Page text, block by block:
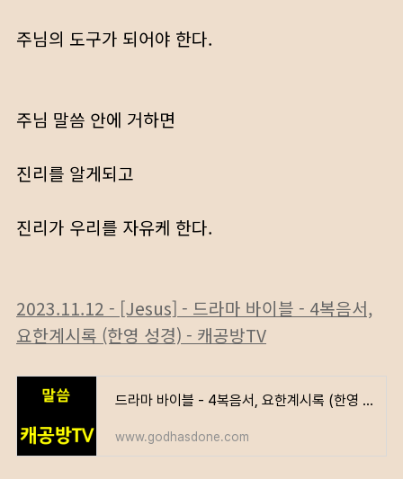
주님의 도구가 되어야 한다.
주님 말씀 안에 거하면
진리를 알게되고
진리가 우리를 자유케 한다.
2023.11.12 - [Jesus] - 드라마 바이블 - 4복음서,
요한계시록 (한영 성경) - 캐공방TV
드라마 바이블 - 4복음서, 요한계시록 (한영 성경) - 캐공방TV
www.godhasdone.com